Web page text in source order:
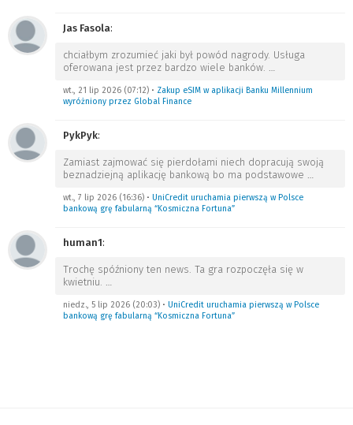
Jas Fasola:
chciałbym zrozumieć jaki był powód nagrody. Usługa
oferowana jest przez bardzo wiele banków. …
wt., 21 lip 2026 (07:12) • Zakup eSIM w aplikacji Banku Millennium
wyróżniony przez Global Finance
PykPyk:
Zamiast zajmować się pierdołami niech dopracują swoją
beznadziejną aplikację bankową bo ma podstawowe …
wt., 7 lip 2026 (16:36) • UniCredit uruchamia pierwszą w Polsce
bankową grę fabularną “Kosmiczna Fortuna”
human1:
Trochę spóźniony ten news. Ta gra rozpoczęła się w
kwietniu. …
niedz., 5 lip 2026 (20:03) • UniCredit uruchamia pierwszą w Polsce
bankową grę fabularną “Kosmiczna Fortuna”